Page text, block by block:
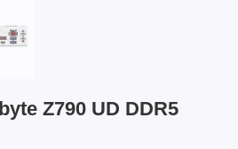
Z790 UD DDR5